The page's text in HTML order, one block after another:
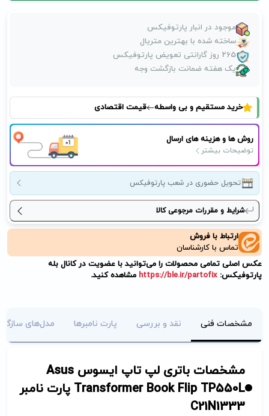
موجود در انبار پارتوفیکس
ساخته شده با بهترین متریال
265 روز گارانتی تعویض پارتوفیکس
یک هفته ضمانت بازگشت وجه
خرید مستقیم و بی واسطه قیمت اقتصادی
روش ها و هزینه های ارسال
توضیحات بیشتر
تحویل حضوری در شعب پارتوفیکس
شرایط و مقررات مرجوعی کالا
ارتباط با فروش
تماس با کارشناسان
عکس اصلی تمامی محصولات را می‌توانید با عضویت در کانال بله
پارتوفیکس: https://ble.ir/partofix مشاهده کنید.
مشخصات فنی نقد و بررسی پارت نامبرها مدل‌های سازگار
مشخصات باتری لپ تاپ ایسوس Asus
Transformer Book Flip TP550L پارت نامبر
C21N1333